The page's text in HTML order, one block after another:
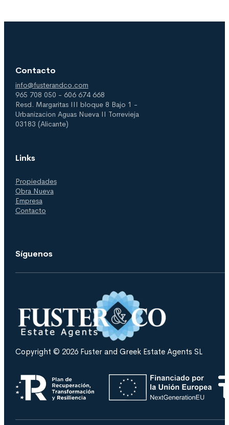
Contacto
info@fusterandco.com
965 708 050 - 606 674 668
Resd. Margaritas III bloque 8 Bajo 1 -
Urbanizacion Aguas Nueva II Torrevieja
03183 (Alicante)
Links
Propiedades
Obra Nueva
Empresa
Contacto
Síguenos
Copyright © 2026 Fuster and Greek Estate Agents SL